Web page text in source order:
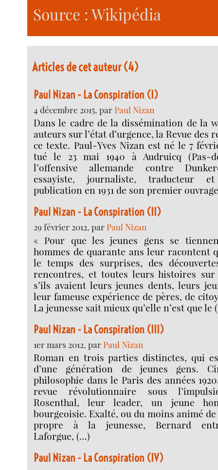
Source : Wikipédia
Articles de cet auteur (4)
Paul Nizan - La Conspiration (I)
4 décembre 2015, par Paul Nizan
Dans le cadre de la dissémination de la
auteurs sur l’état d’urgence, la Revue des
ce texte. Paul-Yves Nizan est né le 7
tué le 23 mai 1940 à Audruicq (Pas-
l’offensive allemande contre
essayiste, journaliste, traducteur
publication en 1931 de son premier
Paul Nizan - La Conspiration (II)
29 février 2012, par Paul Nizan
« Pour que les jeunes gens se
hommes de quarante ans leur racontent
le temps des surprises, des
rencontres, et toutes leurs histoires sur
s’ils avaient leurs jeunes dents, leurs
leur fameuse expérience de pères, de
La jeunesse sait mieux qu’elle n’est que le
Paul Nizan - La Conspiration (III)
1er mars 2012, par Paul Nizan
Roman en trois parties distinctes, qui
d’une génération de jeunes gens.
philosophie dans le Paris des années
revue révolutionnaire sous
Rosenthal, leur leader, un jeune
bourgeoisie. Exalté, ou du moins animé
propre à la jeunesse, Bernard
Laforgue, (…)
Paul Nizan - La Conspiration (IV)